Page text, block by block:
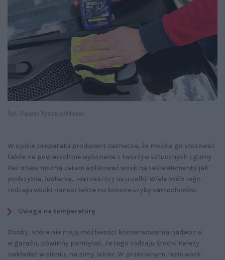
W opisie preparatu producent zaznacza, że można go stosować
także na powierzchnie wykonane z tworzyw sztucznych i gumy.
Bez obaw można zatem aplikować wosk na takie elementy jak
podszybia, lusterka, zderzaki czy uszczelki. Wiele osób tego
rodzaju woski nanosi także na boczne szyby samochodów.
Uwaga na temperaturę
Osoby, które nie mają możliwości konserwowania nadwozia
w garażu, powinny pamiętać, że tego rodzaju środki należy
nakładać w cieniu, na zimy lakier. W przeciwnym razie wosk